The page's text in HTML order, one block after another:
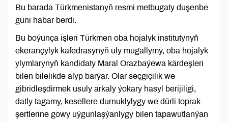
Bu barada Türkmenistanyň resmi metbugaty duşenbe
güni habar berdi.
Bu boýunça işleri Türkmen oba hojalyk institutynyň
ekerançylyk kafedrasynyň uly mugallymy, oba hojalyk
ylymlarynyň kandidaty Maral Orazbaýewa kärdeşleri
bilen bilelikde alyp barýar. Olar seçgiçilik we
gibridleşdirmek usuly arkaly ýokary hasyl berijiligi,
datly tagamy, kesellere durnuklylygy we dürli toprak
şertlerine gowy uýgunlaşýanlygy bilen tapawutlanýan